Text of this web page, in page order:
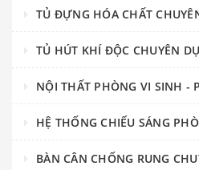
TỦ ĐỰNG HÓA CHẤT
TỦ HÚT KHÍ ĐỘC CHUYÊN
NỘI THẤT PHÒNG VI SINH -
HỆ THỐNG CHIẾU SÁNG
BÀN CÂN CHỐNG RUNG